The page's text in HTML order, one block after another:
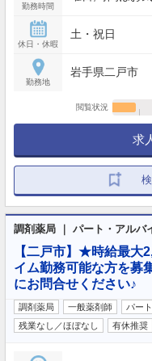
勤務時間
休日・休暇
土・祝日
勤務地
岩手県二戸市
閲覧状況
求
調剤薬局 ｜ パート・アルバ
【二戸市】★時給最大
イム勤務可能な方を募
にお問合せください♪
調剤薬局 一般薬剤師 パー
残業なし／ほぼなし
有休推奨